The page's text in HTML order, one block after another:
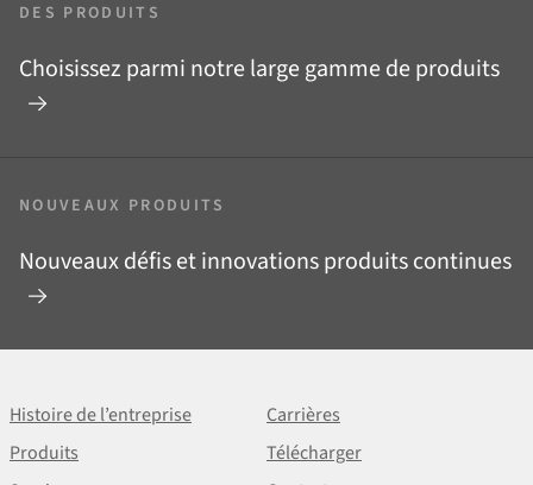
DES PRODUITS
Choisissez parmi notre large gamme de produits
NOUVEAUX PRODUITS
Nouveaux défis et innovations produits continues
Histoire de l’entreprise
Carrières
Produits
Télécharger